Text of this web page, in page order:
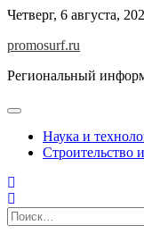
Skip
content
Четверг, 6 августа,
promosurf.ru
Региональный
Наука и
Строительство
Найти: